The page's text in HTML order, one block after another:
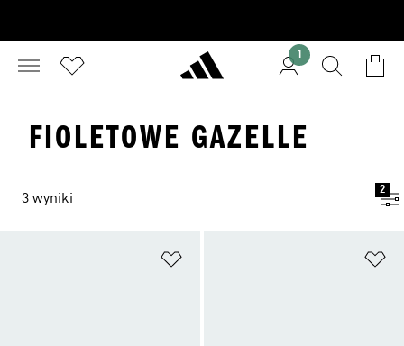
1
FIOLETOWE GAZELLE
3 wyniki
2